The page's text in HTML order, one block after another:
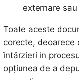
externare
Toate aceste
corecte, deoarece
întârzieri în
opțiunea de a